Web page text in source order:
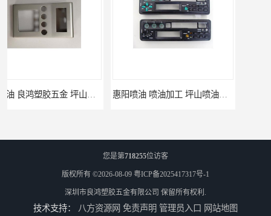
惠阳喷油 喷油加工 坪山喷油加工
您是第718255位访客
版权所有 ©2026-08-09 粤ICP备2025417317号-1
深圳市良鸿塑胶五金有限公司 保留所有权利.
技术支持： 八方资源网 免责声明 管理员入口 网站地图